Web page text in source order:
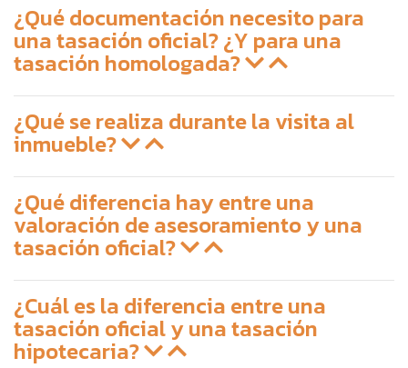
¿Qué documentación necesito para
una tasación oficial? ¿Y para una
tasación homologada?
¿Qué se realiza durante la visita al
inmueble?
¿Qué diferencia hay entre una
valoración de asesoramiento y una
tasación oficial?
¿Cuál es la diferencia entre una
tasación oficial y una tasación
hipotecaria?